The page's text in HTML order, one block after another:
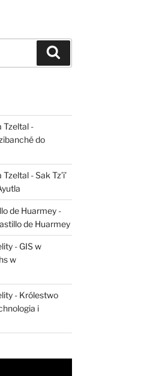
Tzeltal-
do
Tzeltal-Sak Tz’i’
de Huarmey-
de Huarmey
- GIS w
w
- Królestwo
i